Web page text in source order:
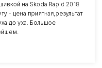
на Skoda Rapid 2018
- цена приятная,результат
до уха. Большое